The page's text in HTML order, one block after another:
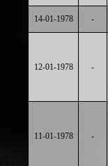
14-01-1978 -
12-01-1978 -
11-01-1978 -